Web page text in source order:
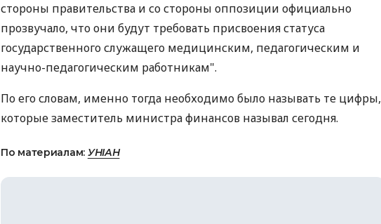
стороны правительства и со стороны оппозиции официально
прозвучало, что они будут требовать присвоения статуса
государственного служащего медицинским, педагогическим и
научно-педагогическим работникам".
По его словам, именно тогда необходимо было называть те цифры,
которые заместитель министра финансов называл сегодня.
По материалам: УНІАН